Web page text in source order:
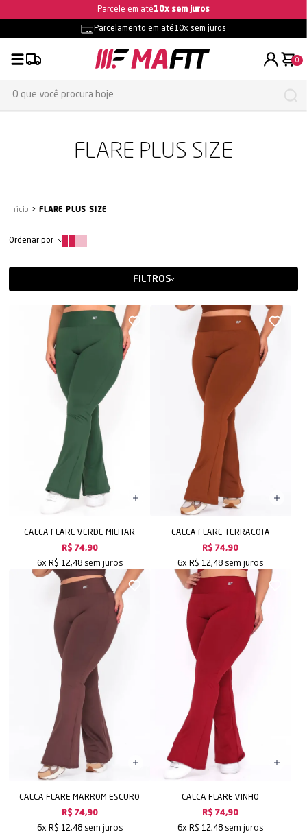
Parcele em até10x sem juros
Parcelamento em até10x sem juros
0
FLARE PLUS SIZE
Início FLARE PLUS SIZE
Ordenar por
FILTROS
CALCA FLARE VERDE MILITAR
R$ 74,90
6x R$ 12,48 sem juros
CALCA FLARE TERRACOTA
R$ 74,90
6x R$ 12,48 sem juros
CALCA FLARE MARROM ESCURO
R$ 74,90
6x R$ 12,48 sem juros
CALCA FLARE VINHO
R$ 74,90
6x R$ 12,48 sem juros